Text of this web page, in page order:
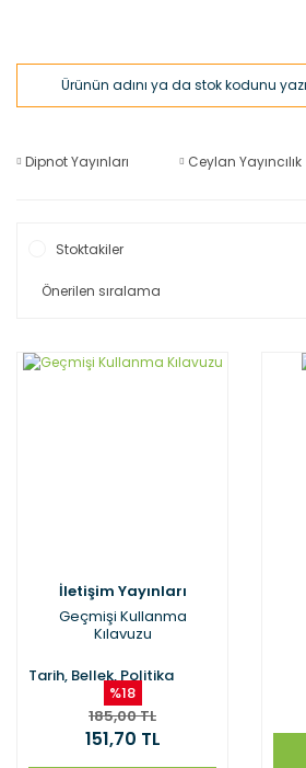
Dipnot Yayınları Ceylan Yayıncılık
Stoktakiler
İletişim Yayınları
Geçmişi Kullanma
Kılavuzu
Tarih, Bellek, Politika
%18
185,00 TL
151,70 TL